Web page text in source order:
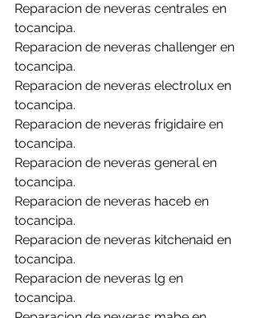
Reparacion de neveras centrales en
tocancipa.
Reparacion de neveras challenger en
tocancipa.
Reparacion de neveras electrolux en
tocancipa.
Reparacion de neveras frigidaire en
tocancipa.
Reparacion de neveras general en
tocancipa.
Reparacion de neveras haceb en
tocancipa.
Reparacion de neveras kitchenaid en
tocancipa.
Reparacion de neveras lg en
tocancipa.